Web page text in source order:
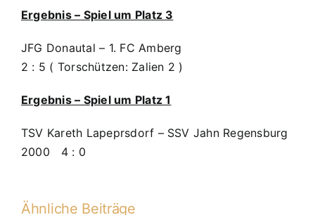
Ergebnis – Spiel um Platz 3
JFG Donautal – 1. FC Amberg
2 : 5 ( Torschützen: Zalien 2 )
Ergebnis – Spiel um Platz 1
TSV Kareth Lapeprsdorf – SSV Jahn Regensburg
2000 4 : 0
Ähnliche Beiträge